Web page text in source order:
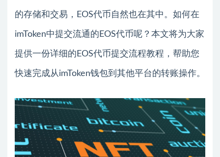
的存储和交易，EOS代币自然也在其中。如何在
imToken中提交流通的EOS代币呢？本文将为大家
提供一份详细的EOS代币提交流程教程，帮助您
快速完成从imToken钱包到其他平台的转账操作。